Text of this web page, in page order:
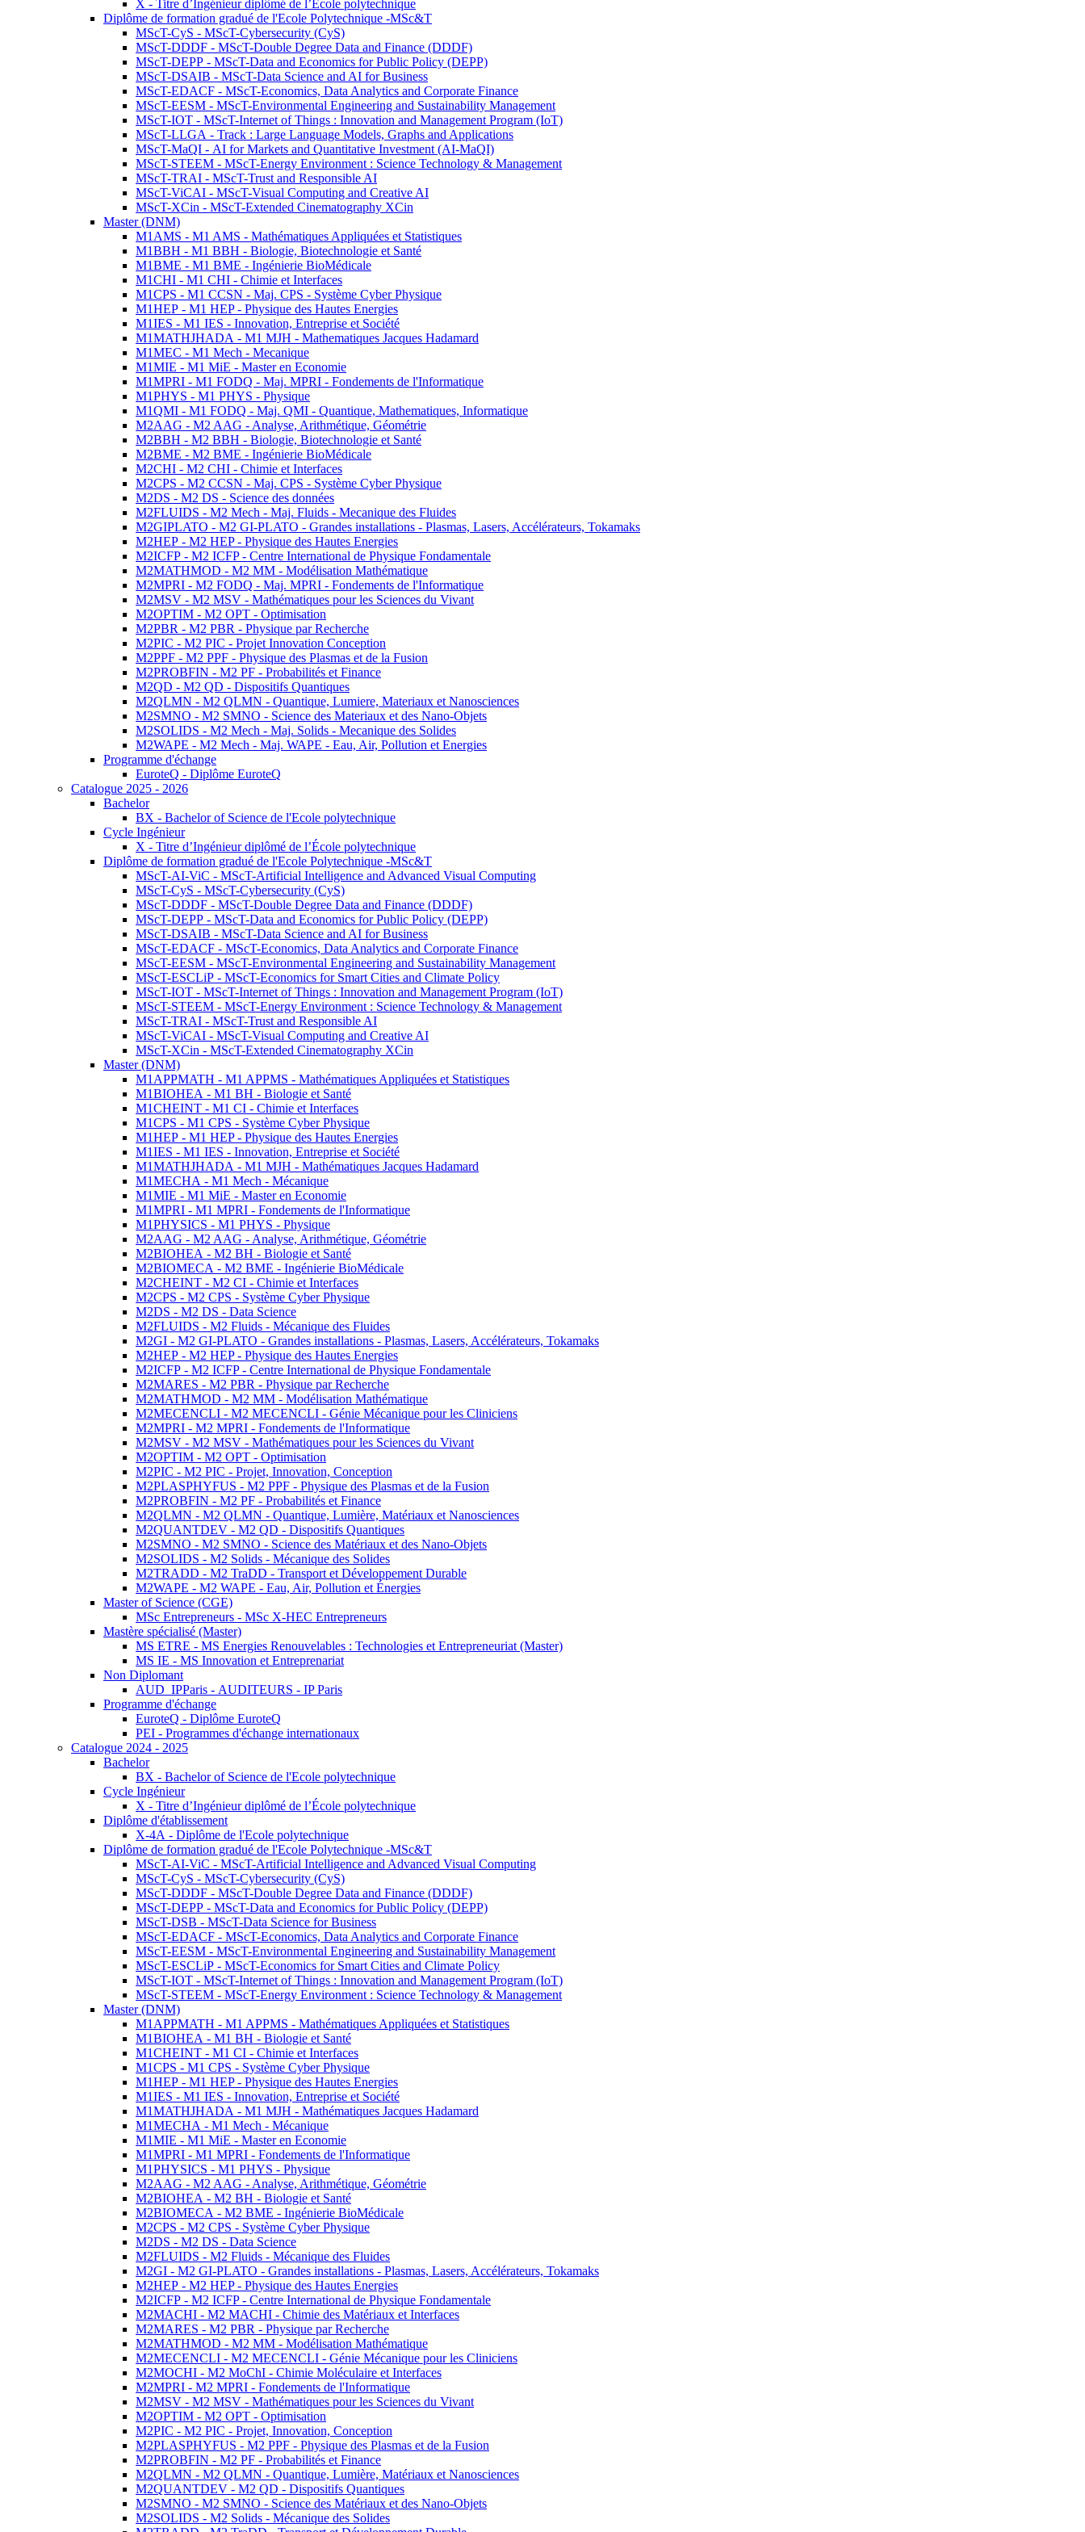
X - Titre d’Ingénieur diplômé de l’École polytechnique
Diplôme de formation gradué de l'Ecole Polytechnique -MSc&T
MScT-CyS - MScT-Cybersecurity (CyS)
MScT-DDDF - MScT-Double Degree Data and Finance (DDDF)
MScT-DEPP - MScT-Data and Economics for Public Policy (DEPP)
MScT-DSAIB - MScT-Data Science and AI for Business
MScT-EDACF - MScT-Economics, Data Analytics and Corporate Finance
MScT-EESM - MScT-Environmental Engineering and Sustainability Management
MScT-IOT - MScT-Internet of Things : Innovation and Management Program (IoT)
MScT-LLGA - Track : Large Language Models, Graphs and Applications
MScT-MaQI - AI for Markets and Quantitative Investment (AI-MaQI)
MScT-STEEM - MScT-Energy Environment : Science Technology & Management
MScT-TRAI - MScT-Trust and Responsible AI
MScT-ViCAI - MScT-Visual Computing and Creative AI
MScT-XCin - MScT-Extended Cinematography XCin
Master (DNM)
M1AMS - M1 AMS - Mathématiques Appliquées et Statistiques
M1BBH - M1 BBH - Biologie, Biotechnologie et Santé
M1BME - M1 BME - Ingénierie BioMédicale
M1CHI - M1 CHI - Chimie et Interfaces
M1CPS - M1 CCSN - Maj. CPS - Système Cyber Physique
M1HEP - M1 HEP - Physique des Hautes Energies
M1IES - M1 IES - Innovation, Entreprise et Société
M1MATHJHADA - M1 MJH - Mathematiques Jacques Hadamard
M1MEC - M1 Mech - Mecanique
M1MIE - M1 MiE - Master en Economie
M1MPRI - M1 FODQ - Maj. MPRI - Fondements de l'Informatique
M1PHYS - M1 PHYS - Physique
M1QMI - M1 FODQ - Maj. QMI - Quantique, Mathematiques, Informatique
M2AAG - M2 AAG - Analyse, Arithmétique, Géométrie
M2BBH - M2 BBH - Biologie, Biotechnologie et Santé
M2BME - M2 BME - Ingénierie BioMédicale
M2CHI - M2 CHI - Chimie et Interfaces
M2CPS - M2 CCSN - Maj. CPS - Système Cyber Physique
M2DS - M2 DS - Science des données
M2FLUIDS - M2 Mech - Maj. Fluids - Mecanique des Fluides
M2GIPLATO - M2 GI-PLATO - Grandes installations - Plasmas, Lasers, Accélérateurs, Tokamaks
M2HEP - M2 HEP - Physique des Hautes Energies
M2ICFP - M2 ICFP - Centre International de Physique Fondamentale
M2MATHMOD - M2 MM - Modélisation Mathématique
M2MPRI - M2 FODQ - Maj. MPRI - Fondements de l'Informatique
M2MSV - M2 MSV - Mathématiques pour les Sciences du Vivant
M2OPTIM - M2 OPT - Optimisation
M2PBR - M2 PBR - Physique par Recherche
M2PIC - M2 PIC - Projet Innovation Conception
M2PPF - M2 PPF - Physique des Plasmas et de la Fusion
M2PROBFIN - M2 PF - Probabilités et Finance
M2QD - M2 QD - Dispositifs Quantiques
M2QLMN - M2 QLMN - Quantique, Lumiere, Materiaux et Nanosciences
M2SMNO - M2 SMNO - Science des Materiaux et des Nano-Objets
M2SOLIDS - M2 Mech - Maj. Solids - Mecanique des Solides
M2WAPE - M2 Mech - Maj. WAPE - Eau, Air, Pollution et Energies
Programme d'échange
EuroteQ - Diplôme EuroteQ
Catalogue 2025 - 2026
Bachelor
BX - Bachelor of Science de l'Ecole polytechnique
Cycle Ingénieur
X - Titre d’Ingénieur diplômé de l’École polytechnique
Diplôme de formation gradué de l'Ecole Polytechnique -MSc&T
MScT-AI-ViC - MScT-Artificial Intelligence and Advanced Visual Computing
MScT-CyS - MScT-Cybersecurity (CyS)
MScT-DDDF - MScT-Double Degree Data and Finance (DDDF)
MScT-DEPP - MScT-Data and Economics for Public Policy (DEPP)
MScT-DSAIB - MScT-Data Science and AI for Business
MScT-EDACF - MScT-Economics, Data Analytics and Corporate Finance
MScT-EESM - MScT-Environmental Engineering and Sustainability Management
MScT-ESCLiP - MScT-Economics for Smart Cities and Climate Policy
MScT-IOT - MScT-Internet of Things : Innovation and Management Program (IoT)
MScT-STEEM - MScT-Energy Environment : Science Technology & Management
MScT-TRAI - MScT-Trust and Responsible AI
MScT-ViCAI - MScT-Visual Computing and Creative AI
MScT-XCin - MScT-Extended Cinematography XCin
Master (DNM)
M1APPMATH - M1 APPMS - Mathématiques Appliquées et Statistiques
M1BIOHEA - M1 BH - Biologie et Santé
M1CHEINT - M1 CI - Chimie et Interfaces
M1CPS - M1 CPS - Système Cyber Physique
M1HEP - M1 HEP - Physique des Hautes Energies
M1IES - M1 IES - Innovation, Entreprise et Société
M1MATHJHADA - M1 MJH - Mathématiques Jacques Hadamard
M1MECHA - M1 Mech - Mécanique
M1MIE - M1 MiE - Master en Economie
M1MPRI - M1 MPRI - Fondements de l'Informatique
M1PHYSICS - M1 PHYS - Physique
M2AAG - M2 AAG - Analyse, Arithmétique, Géométrie
M2BIOHEA - M2 BH - Biologie et Santé
M2BIOMECA - M2 BME - Ingénierie BioMédicale
M2CHEINT - M2 CI - Chimie et Interfaces
M2CPS - M2 CPS - Système Cyber Physique
M2DS - M2 DS - Data Science
M2FLUIDS - M2 Fluids - Mécanique des Fluides
M2GI - M2 GI-PLATO - Grandes installations - Plasmas, Lasers, Accélérateurs, Tokamaks
M2HEP - M2 HEP - Physique des Hautes Energies
M2ICFP - M2 ICFP - Centre International de Physique Fondamentale
M2MARES - M2 PBR - Physique par Recherche
M2MATHMOD - M2 MM - Modélisation Mathématique
M2MECENCLI - M2 MECENCLI - Génie Mécanique pour les Cliniciens
M2MPRI - M2 MPRI - Fondements de l'Informatique
M2MSV - M2 MSV - Mathématiques pour les Sciences du Vivant
M2OPTIM - M2 OPT - Optimisation
M2PIC - M2 PIC - Projet, Innovation, Conception
M2PLASPHYFUS - M2 PPF - Physique des Plasmas et de la Fusion
M2PROBFIN - M2 PF - Probabilités et Finance
M2QLMN - M2 QLMN - Quantique, Lumière, Matériaux et Nanosciences
M2QUANTDEV - M2 QD - Dispositifs Quantiques
M2SMNO - M2 SMNO - Science des Matériaux et des Nano-Objets
M2SOLIDS - M2 Solids - Mécanique des Solides
M2TRADD - M2 TraDD - Transport et Développement Durable
M2WAPE - M2 WAPE - Eau, Air, Pollution et Énergies
Master of Science (CGE)
MSc Entrepreneurs - MSc X-HEC Entrepreneurs
Mastère spécialisé (Master)
MS ETRE - MS Energies Renouvelables : Technologies et Entrepreneuriat (Master)
MS IE - MS Innovation et Entreprenariat
Non Diplomant
AUD_IPParis - AUDITEURS - IP Paris
Programme d'échange
EuroteQ - Diplôme EuroteQ
PEI - Programmes d'échange internationaux
Catalogue 2024 - 2025
Bachelor
BX - Bachelor of Science de l'Ecole polytechnique
Cycle Ingénieur
X - Titre d’Ingénieur diplômé de l’École polytechnique
Diplôme d'établissement
X-4A - Diplôme de l'Ecole polytechnique
Diplôme de formation gradué de l'Ecole Polytechnique -MSc&T
MScT-AI-ViC - MScT-Artificial Intelligence and Advanced Visual Computing
MScT-CyS - MScT-Cybersecurity (CyS)
MScT-DDDF - MScT-Double Degree Data and Finance (DDDF)
MScT-DEPP - MScT-Data and Economics for Public Policy (DEPP)
MScT-DSB - MScT-Data Science for Business
MScT-EDACF - MScT-Economics, Data Analytics and Corporate Finance
MScT-EESM - MScT-Environmental Engineering and Sustainability Management
MScT-ESCLiP - MScT-Economics for Smart Cities and Climate Policy
MScT-IOT - MScT-Internet of Things : Innovation and Management Program (IoT)
MScT-STEEM - MScT-Energy Environment : Science Technology & Management
Master (DNM)
M1APPMATH - M1 APPMS - Mathématiques Appliquées et Statistiques
M1BIOHEA - M1 BH - Biologie et Santé
M1CHEINT - M1 CI - Chimie et Interfaces
M1CPS - M1 CPS - Système Cyber Physique
M1HEP - M1 HEP - Physique des Hautes Energies
M1IES - M1 IES - Innovation, Entreprise et Société
M1MATHJHADA - M1 MJH - Mathématiques Jacques Hadamard
M1MECHA - M1 Mech - Mécanique
M1MIE - M1 MiE - Master en Economie
M1MPRI - M1 MPRI - Fondements de l'Informatique
M1PHYSICS - M1 PHYS - Physique
M2AAG - M2 AAG - Analyse, Arithmétique, Géométrie
M2BIOHEA - M2 BH - Biologie et Santé
M2BIOMECA - M2 BME - Ingénierie BioMédicale
M2CPS - M2 CPS - Système Cyber Physique
M2DS - M2 DS - Data Science
M2FLUIDS - M2 Fluids - Mécanique des Fluides
M2GI - M2 GI-PLATO - Grandes installations - Plasmas, Lasers, Accélérateurs, Tokamaks
M2HEP - M2 HEP - Physique des Hautes Energies
M2ICFP - M2 ICFP - Centre International de Physique Fondamentale
M2MACHI - M2 MACHI - Chimie des Matériaux et Interfaces
M2MARES - M2 PBR - Physique par Recherche
M2MATHMOD - M2 MM - Modélisation Mathématique
M2MECENCLI - M2 MECENCLI - Génie Mécanique pour les Cliniciens
M2MOCHI - M2 MoChI - Chimie Moléculaire et Interfaces
M2MPRI - M2 MPRI - Fondements de l'Informatique
M2MSV - M2 MSV - Mathématiques pour les Sciences du Vivant
M2OPTIM - M2 OPT - Optimisation
M2PIC - M2 PIC - Projet, Innovation, Conception
M2PLASPHYFUS - M2 PPF - Physique des Plasmas et de la Fusion
M2PROBFIN - M2 PF - Probabilités et Finance
M2QLMN - M2 QLMN - Quantique, Lumière, Matériaux et Nanosciences
M2QUANTDEV - M2 QD - Dispositifs Quantiques
M2SMNO - M2 SMNO - Science des Matériaux et des Nano-Objets
M2SOLIDS - M2 Solids - Mécanique des Solides